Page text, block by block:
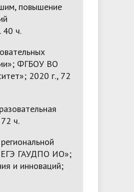
повышение
40 ч.
ФГБОУ ВО
2020 г., 72
ч.
ЕГЭ ГАУДПО ИО»;
и инноваций;